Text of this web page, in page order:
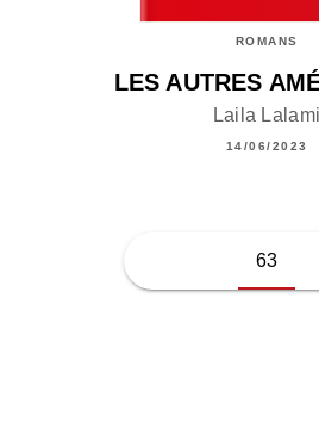
ROMANS
LES AUTRES
Laila Lalami
14/06/2023
63